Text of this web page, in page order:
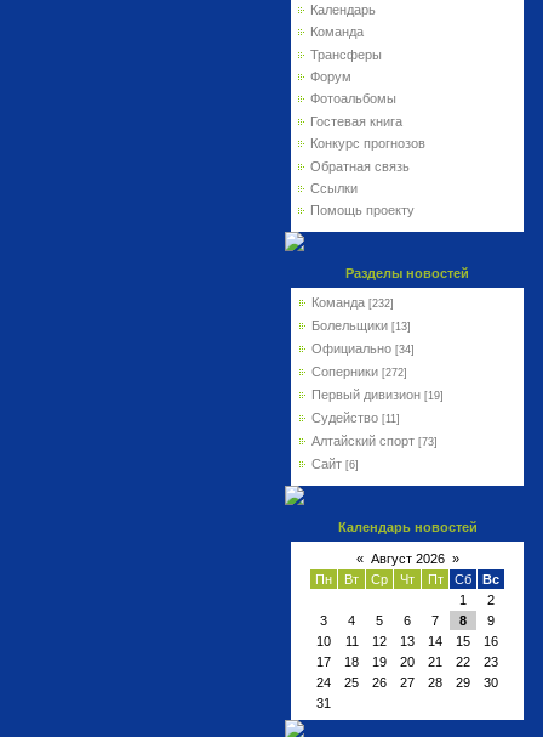
Календарь
Команда
Трансферы
Форум
Фотоальбомы
Гостевая книга
Конкурс прогнозов
Обратная связь
Ссылки
Помощь проекту
Разделы новостей
Команда [232]
Болельщики [13]
Официально [34]
Соперники [272]
Первый дивизион [19]
Судейство [11]
Алтайский спорт [73]
Сайт [6]
Календарь новостей
« Август 2026 »
Пн
Вт Ср Чт Пт Сб
Вс
1
2
3
4 5 6 7 8
9
10
11 12 13 14 15
16
17
18 19 20 21 22
23
24
25 26 27 28 29
30
31